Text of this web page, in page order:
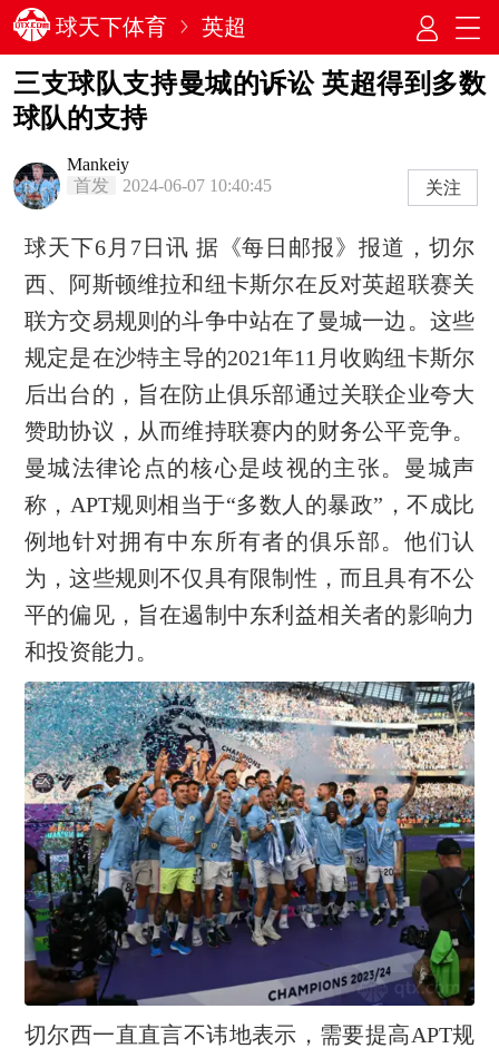
球天下体育 英超
三支球队支持曼城的诉讼 英超得到多数
球队的支持
Mankeiy
首发
2024-06-07 10:40:45 关注
球天下6月7日讯 据《每日邮报》报道，切尔
西、阿斯顿维拉和纽卡斯尔在反对英超联赛关
联方交易规则的斗争中站在了曼城一边。这些
规定是在沙特主导的2021年11月收购纽卡斯尔
后出台的，旨在防止俱乐部通过关联企业夸大
赞助协议，从而维持联赛内的财务公平竞争。
曼城法律论点的核心是歧视的主张。曼城声
称，APT规则相当于“多数人的暴政”，不成比
例地针对拥有中东所有者的俱乐部。他们认
为，这些规则不仅具有限制性，而且具有不公
平的偏见，旨在遏制中东利益相关者的影响力
和投资能力。
切尔西一直直言不讳地表示，需要提高APT规